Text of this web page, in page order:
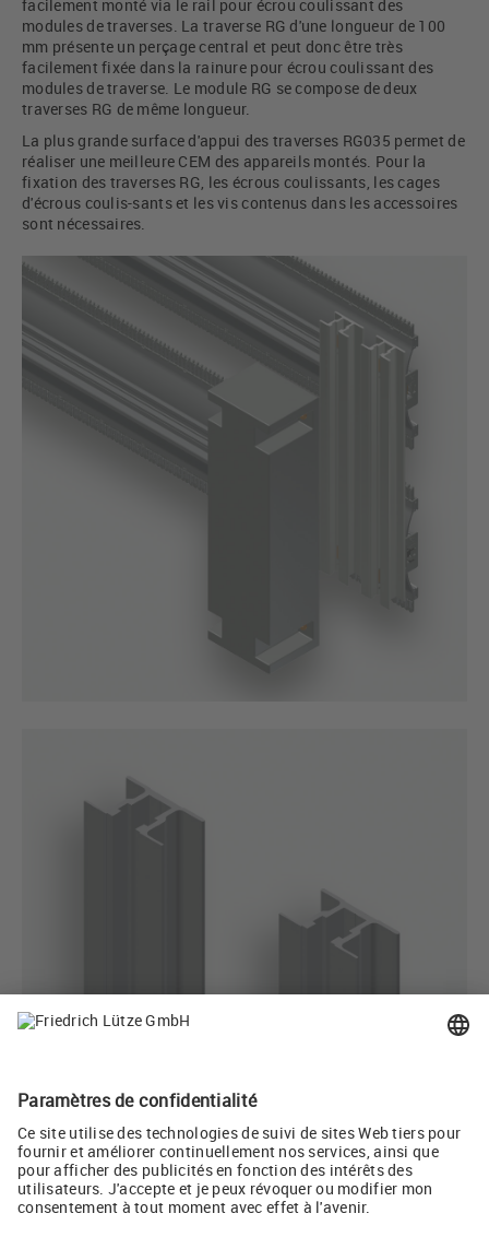
facilement monté via le rail pour écrou coulissant des
modules de traverses. La traverse RG d'une longueur de 100
mm présente un perçage central et peut donc être très
facilement fixée dans la rainure pour écrou coulissant des
modules de traverse. Le module RG se compose de deux
traverses RG de même longueur.
La plus grande surface d'appui des traverses RG035 permet de
réaliser une meilleure CEM des appareils montés. Pour la
fixation des traverses RG, les écrous coulissants, les cages
d'écrous coulis-sants et les vis contenus dans les accessoires
sont nécessaires.